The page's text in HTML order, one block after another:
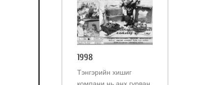
1998
Тэнгэрийн хишиг